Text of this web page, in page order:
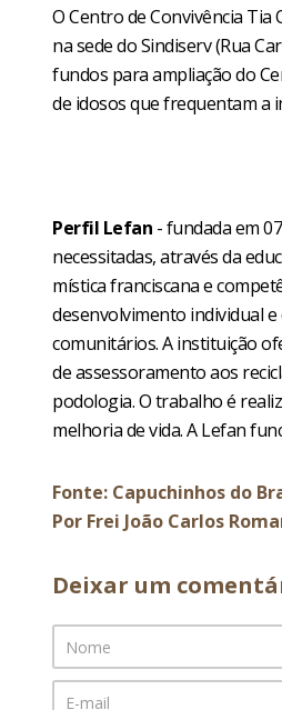
O Centro de Convivência
na sede do Sindiserv (Rua
fundos para ampliação do
de idosos que frequentam a
Perfil Lefan - fundada em
necessitadas, através da
mística franciscana e
desenvolvimento individual
comunitários. A instituição
de assessoramento aos
podologia. O trabalho é
melhoria de vida. A Lefan
Fonte: Capuchinhos do
Por Frei João Carlos
Deixar um